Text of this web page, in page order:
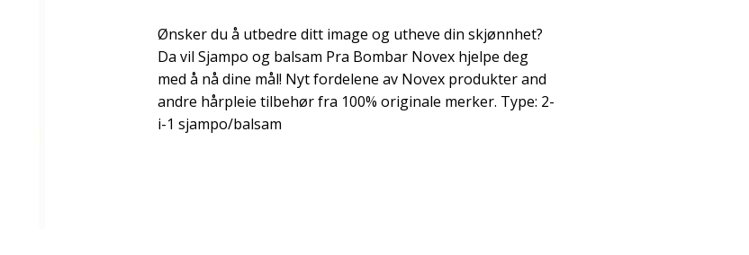
Ønsker du å utbedre ditt image og utheve din skjønnhet?
Da vil Sjampo og balsam Pra Bombar Novex hjelpe deg
med å nå dine mål! Nyt fordelene av Novex produkter and
andre hårpleie tilbehør fra 100% originale merker. Type: 2-
i-1 sjampo/balsam